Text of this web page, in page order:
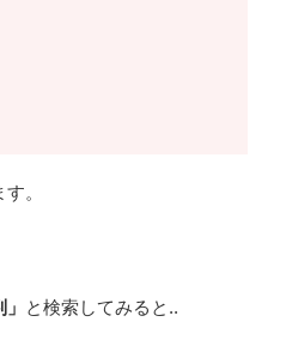
。
と検索してみると..